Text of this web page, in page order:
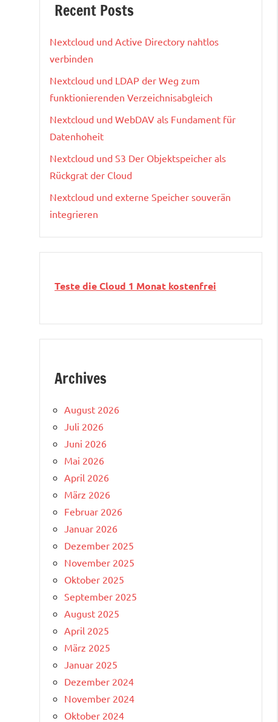
Recent Posts
Nextcloud und Active Directory nahtlos
verbinden
Nextcloud und LDAP der Weg zum
funktionierenden Verzeichnisabgleich
Nextcloud und WebDAV als Fundament für
Datenhoheit
Nextcloud und S3 Der Objektspeicher als
Rückgrat der Cloud
Nextcloud und externe Speicher souverän
integrieren
Teste die Cloud 1 Monat kostenfrei
Archives
August 2026
Juli 2026
Juni 2026
Mai 2026
April 2026
März 2026
Februar 2026
Januar 2026
Dezember 2025
November 2025
Oktober 2025
September 2025
August 2025
April 2025
März 2025
Januar 2025
Dezember 2024
November 2024
Oktober 2024